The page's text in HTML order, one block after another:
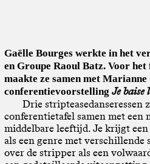
Gaëlle Bourges werkte in het
en Groupe Raoul Batz. Voor
maakte ze samen met
conferentievoorstelling Je baise
Drie stripteasedanseressen
conferentietafel samen met een
middelbare leeftijd. Je krijgt
als een genre met
over de stripper als een